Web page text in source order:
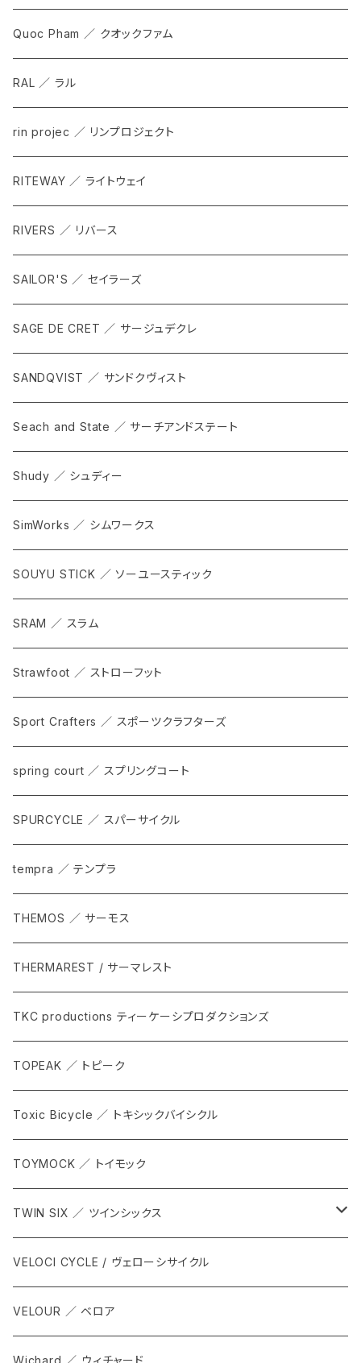
Quoc Pham ／ クオックファム
RAL ／ ラル
rin projec ／ リンプロジェクト
RITEWAY ／ ライトウェイ
RIVERS ／ リバース
SAILOR'S ／ セイラーズ
SAGE DE CRET ／ サージュデクレ
SANDQVIST ／ サンドクヴィスト
Seach and State ／ サーチアンドステート
Shudy ／ シュディー
SimWorks ／ シムワークス
SOUYU STICK ／ ソーユースティック
SRAM ／ スラム
Strawfoot ／ ストローフット
Sport Crafters ／ スポーツクラフターズ
spring court ／ スプリングコート
SPURCYCLE ／ スパーサイクル
tempra ／ テンプラ
THEMOS ／ サーモス
THERMAREST / サーマレスト
TKC productions ティーケーシプロダクションズ
TOPEAK ／ トピーク
Toxic Bicycle ／ トキシックバイシクル
TOYMOCK ／ トイモック
TWIN SIX ／ ツインシックス
ALL
Tops
Bottoms
VELOCI CYCLE / ヴェローシサイクル
VELOUR ／ ベロア
Wichard ／ ウィチャード